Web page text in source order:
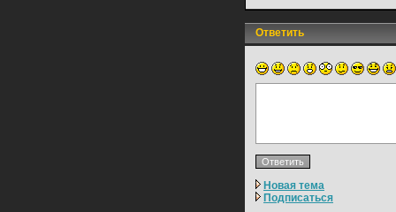
Ответить
Новая тема
Подписаться